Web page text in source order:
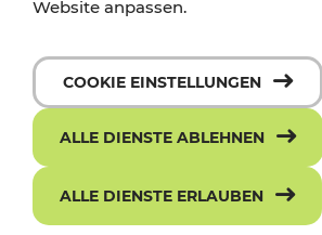
Website anpassen.
COOKIE EINSTELLUNGEN
ALLE DIENSTE ABLEHNEN
ALLE DIENSTE ERLAUBEN